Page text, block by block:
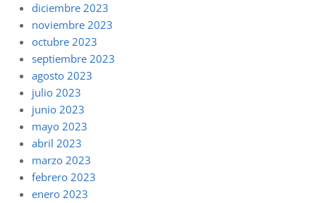
diciembre 2023
noviembre 2023
octubre 2023
septiembre 2023
agosto 2023
julio 2023
junio 2023
mayo 2023
abril 2023
marzo 2023
febrero 2023
enero 2023